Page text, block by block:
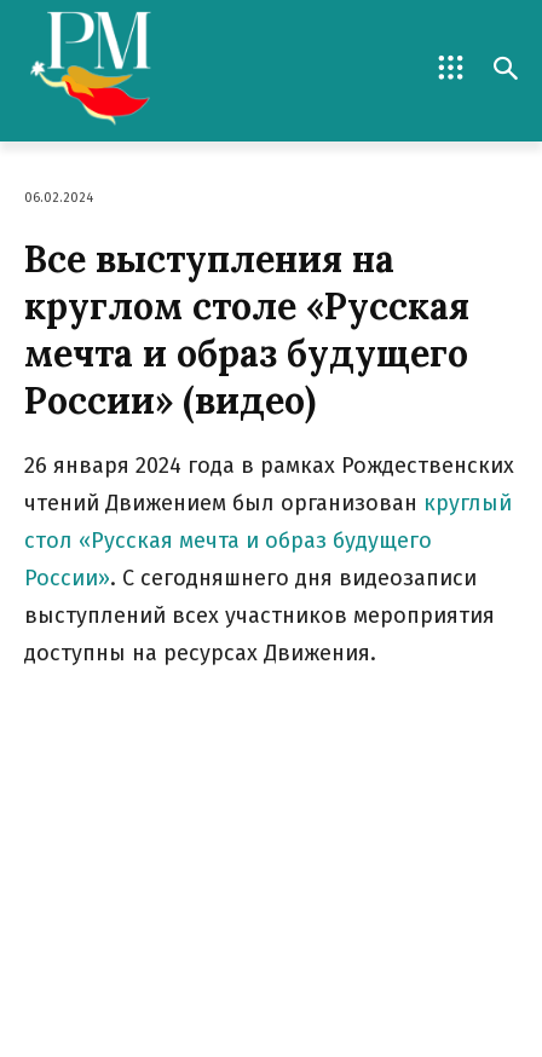
06.02.2024
Все выступления на
круглом столе «Русская
мечта и образ будущего
России» (видео)
26 января 2024 года в рамках Рождественских
чтений Движением был организован круглый
стол «Русская мечта и образ будущего
России». С сегодняшнего дня видеозаписи
выступлений всех участников мероприятия
доступны на ресурсах Движения.